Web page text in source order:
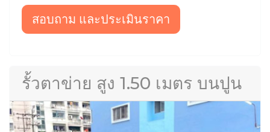
สอบถาม และประเมินราคา
รั้วตาข่าย สูง 1.50 เมตร บนปูน